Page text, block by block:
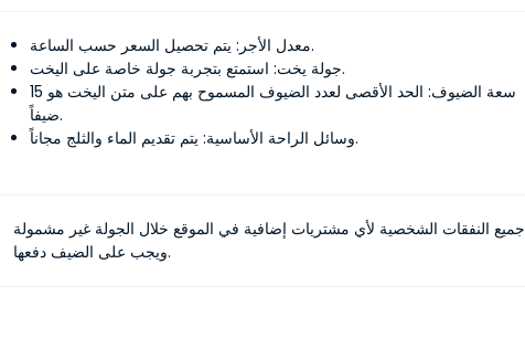
معدل الأجر: يتم تحصيل السعر حسب الساعة.
جولة يخت: استمتع بتجربة جولة خاصة على اليخت.
سعة الضيوف: الحد الأقصى لعدد الضيوف المسموح بهم على متن اليخت هو 15
ضيفاً.
وسائل الراحة الأساسية: يتم تقديم الماء والثلج مجاناً.
جميع النفقات الشخصية لأي مشتريات إضافية في الموقع خلال الجولة غير مشمولة
ويجب على الضيف دفعها.